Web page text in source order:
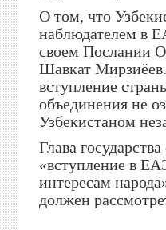
О том, что
наблюдателем в
своем Послании
Шавкат
вступление
объединения не
Узбекистаном
Глава
«вступление в
интересам
должен